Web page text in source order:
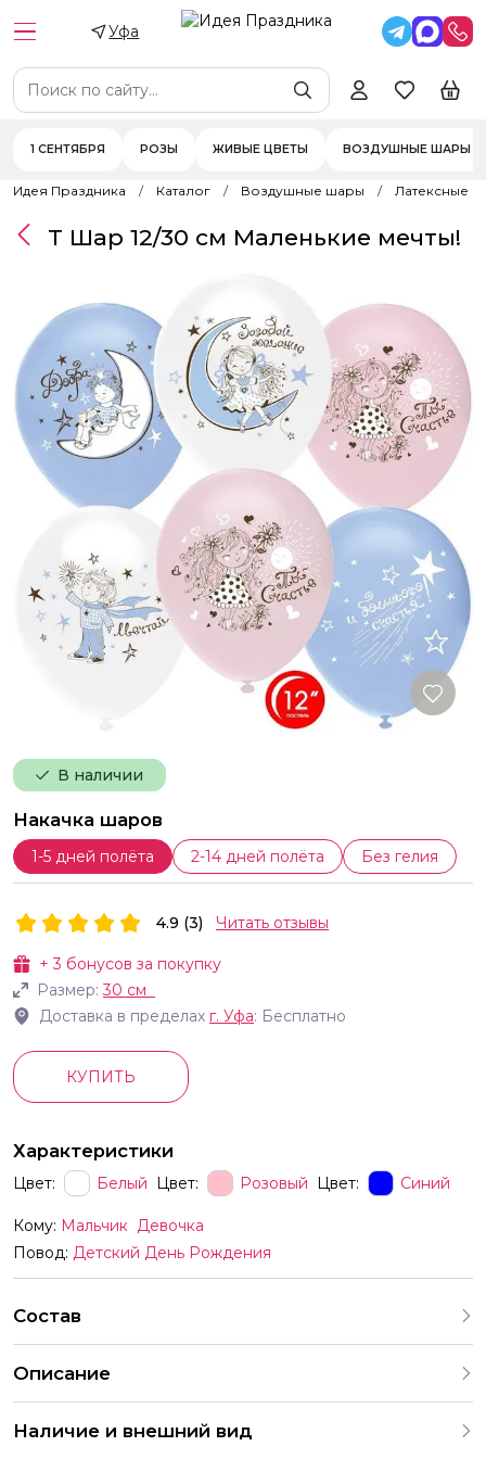
Уфа
1 СЕНТЯБРЯ РОЗЫ ЖИВЫЕ ЦВЕТЫ ВОЗДУШНЫЕ ШАРЫ
Идея Праздника Каталог Воздушные шары Латексные
В наличии
Накачка шаров
1-5 дней полёта 2-14 дней полёта Без гелия
Т Шар 12/30 см Маленькие мечты!
+3 бонусов за покупку
Размер:30 см
Доставка в пределах г. Уфа: Бесплатно
4.9 (3) Читать отзывы
КУПИТЬ
Характеристики
Цвет: Белый Цвет: Розовый Цвет: Синий
Кому: Мальчик Девочка
Повод: Детский День Рождения
Состав
Описание
продаём шары только комплектами поэтому выбрать
Наличие и внешний вид